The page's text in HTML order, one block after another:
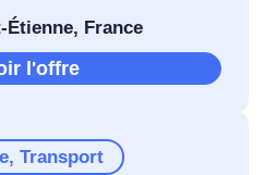
Étienne, France
l'offre
, Transport